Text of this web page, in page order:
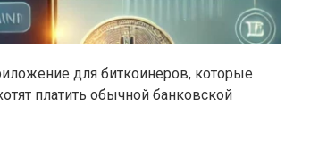
для биткоинеров, которые
платить обычной банковской